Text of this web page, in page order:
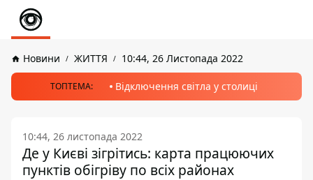
Новини ЖИТТЯ 10:44, 26 Листопада 2022
ТОПТЕМА: Відключення світла у столиці
10:44, 26 листопада 2022
Де у Києві зігрітись: карта працюючих
пунктів обігріву по всіх районах